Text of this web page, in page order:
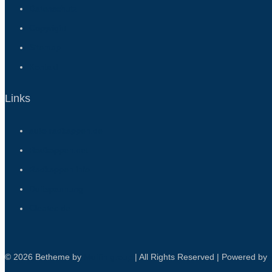
Links
© 2026 Betheme by | All Rights Reserved | Powered by